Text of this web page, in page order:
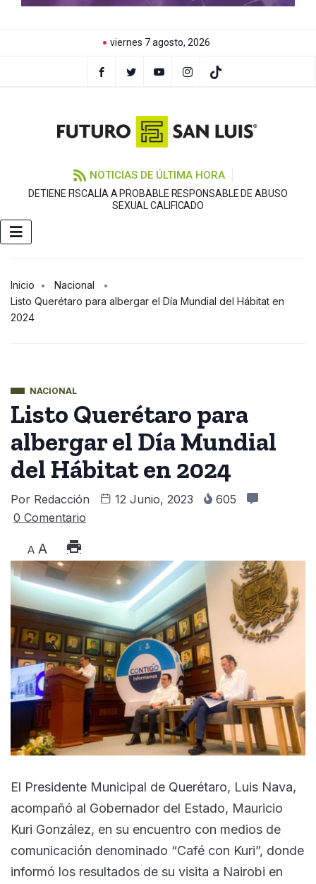
viernes 7 agosto, 2026
NOTICIAS DE ÚLTIMA HORA
DETIENE FISCALÍA A PROBABLE RESPONSABLE DE ABUSO
SEXUAL CALIFICADO
Inicio
Nacional
Listo Querétaro para albergar el Día Mundial del Hábitat en
2024
NACIONAL
Listo Querétaro para
albergar el Día Mundial
del Hábitat en 2024
Por Redacción 12 Junio, 2023
605
0 Comentario
A A
El Presidente Municipal de Querétaro, Luis Nava,
acompañó al Gobernador del Estado, Mauricio
Kuri González, en su encuentro con medios de
comunicación denominado “Café con Kuri”, donde
informó los resultados de su visita a Nairobi en